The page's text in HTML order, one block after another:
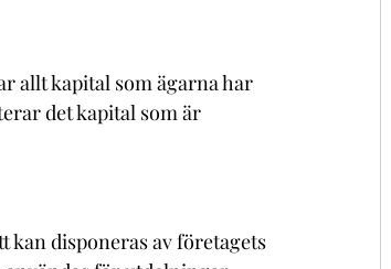
allt kapital som ägarna har
det kapital som är
kan disponeras av företagets